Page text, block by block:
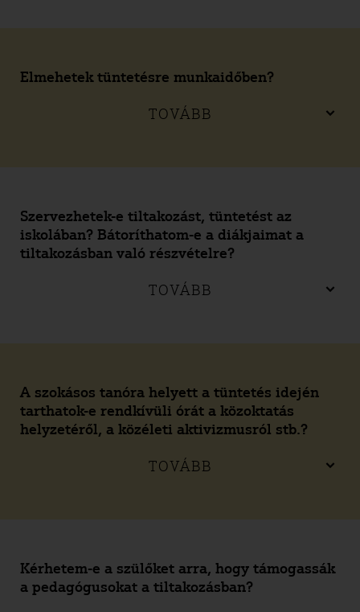
Elmehetek tüntetésre munkaidőben?
TOVÁBB
Szervezhetek-e tiltakozást, tüntetést az
iskolában? Bátoríthatom-e a diákjaimat a
tiltakozásban való részvételre?
TOVÁBB
A szokásos tanóra helyett a tüntetés idején
tarthatok-e rendkívüli órát a közoktatás
helyzetéről, a közéleti aktivizmusról stb.?
TOVÁBB
Kérhetem-e a szülőket arra, hogy támogassák
a pedagógusokat a tiltakozásban?